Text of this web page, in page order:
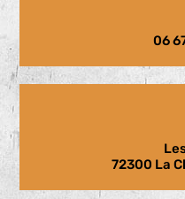
06
72300 La